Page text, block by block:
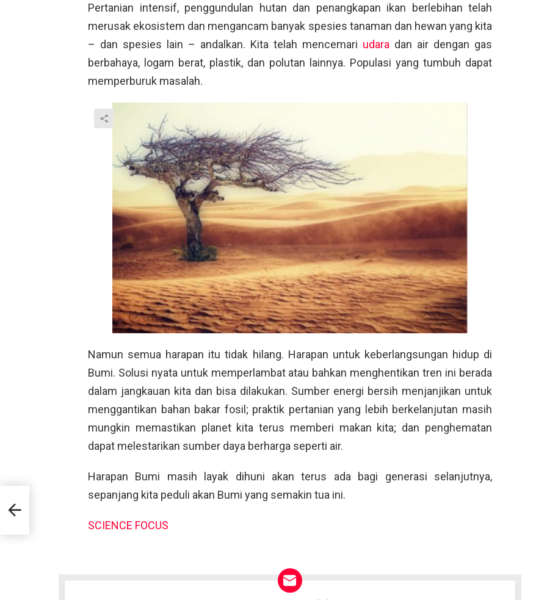
Pertanian intensif, penggundulan hutan dan penangkapan ikan berlebihan telah
merusak ekosistem dan mengancam banyak spesies tanaman dan hewan yang kita
– dan spesies lain – andalkan. Kita telah mencemari udara dan air dengan gas
berbahaya, logam berat, plastik, dan polutan lainnya. Populasi yang tumbuh dapat
memperburuk masalah.
Namun semua harapan itu tidak hilang. Harapan untuk keberlangsungan hidup di
Bumi. Solusi nyata untuk memperlambat atau bahkan menghentikan tren ini berada
dalam jangkauan kita dan bisa dilakukan. Sumber energi bersih menjanjikan untuk
menggantikan bahan bakar fosil; praktik pertanian yang lebih berkelanjutan masih
mungkin memastikan planet kita terus memberi makan kita; dan penghematan
dapat melestarikan sumber daya berharga seperti air.
Harapan Bumi masih layak dihuni akan terus ada bagi generasi selanjutnya,
sepanjang kita peduli akan Bumi yang semakin tua ini.
SCIENCE FOCUS